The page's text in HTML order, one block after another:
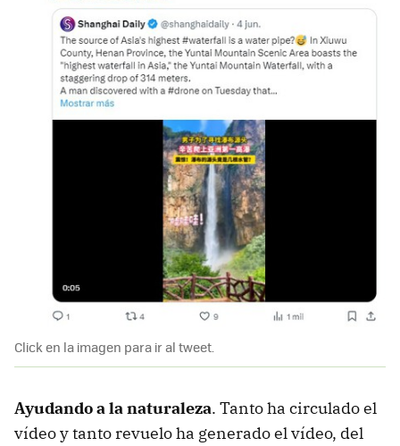
Click en la imagen para ir al tweet.
Ayudando a la naturaleza. Tanto ha circulado el
vídeo y tanto revuelo ha generado el vídeo, del